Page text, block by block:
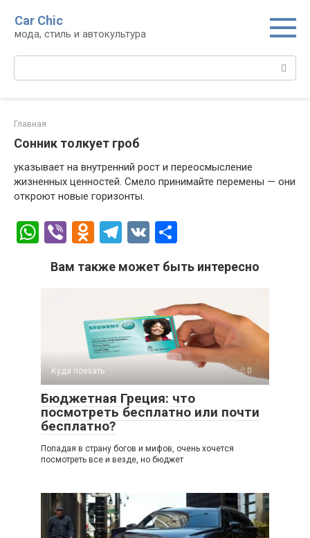
контенту
Car Chic
мода, стиль и автокультура
Поиск:
Главная
Сонник толкует гроб
указывает на внутренний рост и переосмысление
жизненных ценностей. Смело принимайте перемены — они
откроют новые горизонты.
W
at
p
Vi
er
O
n
kl
a
ss
ni
ki
T
e
a
m
V
п
р
а
в
и
ть
Вам также может быть интересно
Куда поехать 0
Бюджетная Греция: что
посмотреть бесплатно или почти
бесплатно?
Попадая в страну богов и мифов, очень хочется
посмотреть все и везде, но бюджет